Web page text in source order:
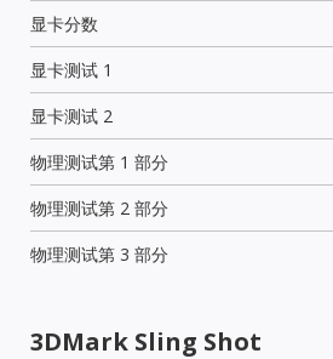
显卡分数
显卡测试 1
显卡测试 2
物理测试第 1 部分
物理测试第 2 部分
物理测试第 3 部分
3DMark Sling Shot